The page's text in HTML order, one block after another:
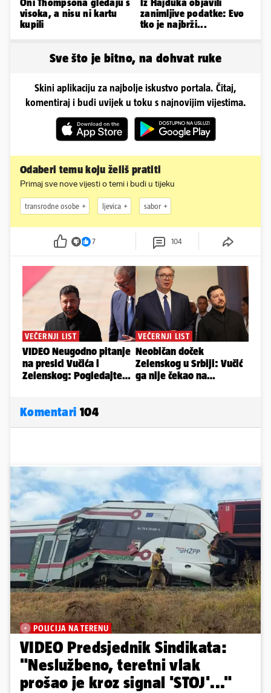
Oni Thompsona gledaju s
visoka, a nisu ni kartu
kupili
Iz Hajduka objavili
zanimljive podatke: Evo
tko je najbrži...
Sve što je bitno, na dohvat ruke
Skini aplikaciju za najbolje iskustvo portala. Čitaj,
komentiraj i budi uvijek u toku s najnovijim vijestima.
Odaberi temu koju želiš pratiti
Primaj sve nove vijesti o temi i budi u tijeku
transrodne osobe ljevica sabor
7 104
Komentari 104
POLICIJA NA TERENU
VIDEO Predsjednik Sindikata:
"Neslužbeno, teretni vlak
prošao je kroz signal 'STOJ'..."